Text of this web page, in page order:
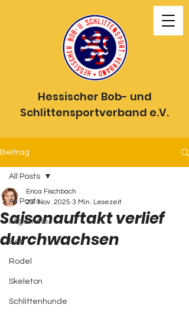
Hessischer Bob- und
Schlittensportverband e.V.
Beitrag
All Posts
Allgemein
Bob
Rodel
Skeleton
Schlittenhunde
All Posts
Saisonauftakt verlief
durchwachsen
Erica Fischbach
23. Nov. 2025 3 Min. Lesezeit